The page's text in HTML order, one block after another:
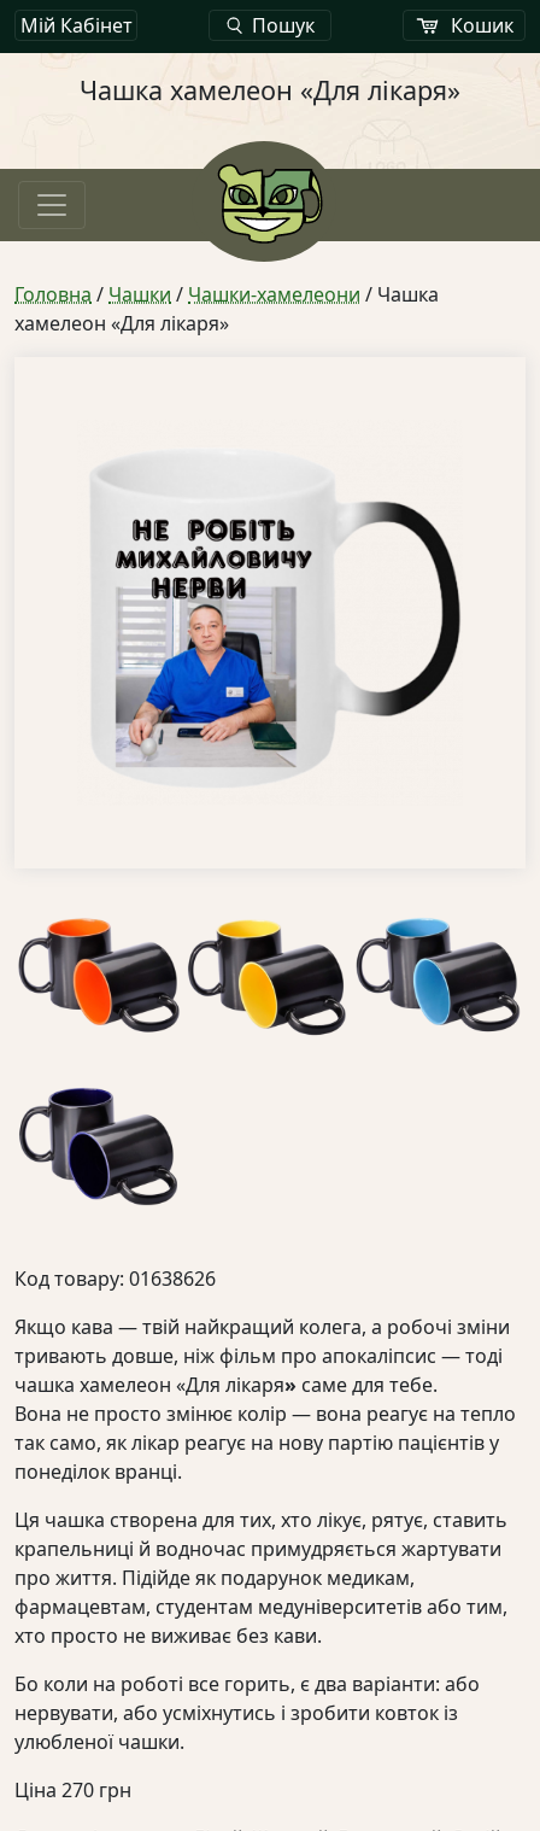
Мій Кабінет Пошук Кошик
Чашка хамелеон «Для лікаря»
Головна / Чашки / Чашки-хамелеони / Чашка
хамелеон «Для лікаря»
Код товару: 01638626
Якщо кава — твій найкращий колега, а робочі зміни
тривають довше, ніж фільм про апокаліпсис — тоді
чашка хамелеон «Для лікаря» саме для тебе.
Вона не просто змінює колір — вона реагує на тепло
так само, як лікар реагує на нову партію пацієнтів у
понеділок вранці.
Ця чашка створена для тих, хто лікує, рятує, ставить
крапельниці й водночас примудряється жартувати
про життя. Підійде як подарунок медикам,
фармацевтам, студентам медуніверситетів або тим,
хто просто не виживає без кави.
Бо коли на роботі все горить, є два варіанти: або
нервувати, або усміхнутись і зробити ковток із
улюбленої чашки.
Ціна 270 грн